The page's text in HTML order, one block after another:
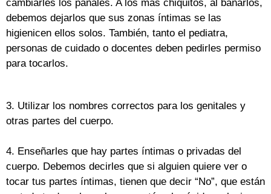
cambiarles los pañales. A los más chiquitos, al bañarlos,
debemos dejarlos que sus zonas íntimas se las
higienicen ellos solos. También, tanto el pediatra,
personas de cuidado o docentes deben pedirles permiso
para tocarlos.
3. Utilizar los nombres correctos para los genitales y
otras partes del cuerpo.
4. Enseñarles que hay partes íntimas o privadas del
cuerpo. Debemos decirles que si alguien quiere ver o
tocar tus partes íntimas, tienen que decir “No”, que están